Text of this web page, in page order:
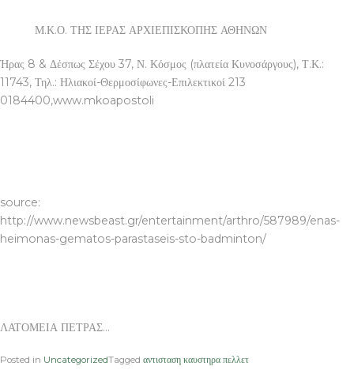
Μ.Κ.Ο. ΤΗΣ ΙΕΡΑΣ ΑΡΧΙΕΠΙΣΚΟΠΗΣ ΑΘΗΝΩΝ
Ήρας 8 & Δέσπως Σέχου 37, Ν. Κόσμος (πλατεία Κυνοσάργους), Τ.Κ.:
11743, Τηλ.: Ηλιακοί-Θερμοσίφωνες-Επιλεκτικοί 213
0184400,www.mkoapostoli
source:
http://www.newsbeast.gr/entertainment/arthro/587989/enas-
heimonas-gematos-parastaseis-sto-badminton/
ΛΑΤΟΜΕΙΑ ΠΕΤΡΑΣ…
Posted in UncategorizedTagged αντισταση καυστηρα πελλετ